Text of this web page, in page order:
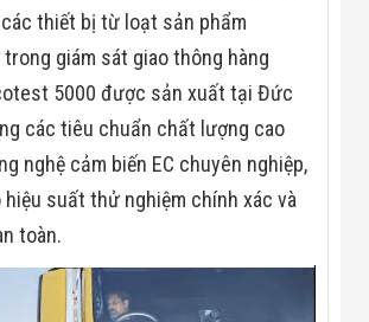
thiết bị từ loạt sản phẩm
giám sát giao thông hàng
5000 được sản xuất tại Đức
các tiêu chuẩn chất lượng cao
nghệ cảm biến EC chuyên nghiệp,
hiệu suất thử nghiệm chính xác và
toàn.